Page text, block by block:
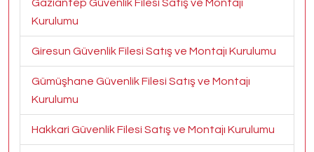
Gaziantep Güvenlik Filesi Satış ve Montajı
Kurulumu
Giresun Güvenlik Filesi Satış ve Montajı Kurulumu
Gümüşhane Güvenlik Filesi Satış ve Montajı
Kurulumu
Hakkari Güvenlik Filesi Satış ve Montajı Kurulumu